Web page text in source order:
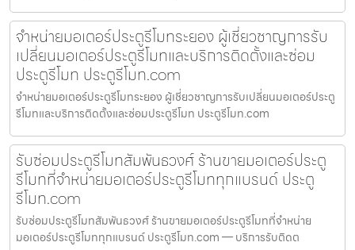
จำหน่ายมอเตอร์ประตูรีโมทระยอง ผู้เชี่ยวชาญการรับ
เปลี่ยนมอเตอร์ประตูรีโมทและบริการติดตั้งและซ่อม
ประตูรีโมท ประตูรีโมท.com
จำหน่ายมอเตอร์ประตูรีโมทระยอง ผู้เชี่ยวชาญการรับเปลี่ยนมอเตอร์ประตู
รีโมทและบริการติดตั้งและซ่อมประตูรีโมท ประตูรีโมท.com
รับซ่อมประตูรีโมทสัมพันธวงศ์ ร้านขายมอเตอร์ประตู
รีโมทที่จำหน่ายมอเตอร์ประตูรีโมททุกแบรนด์ ประตู
รีโมท.com
รับซ่อมประตูรีโมทสัมพันธวงศ์ ร้านขายมอเตอร์ประตูรีโมทที่จำหน่าย
มอเตอร์ประตูรีโมททุกแบรนด์ ประตูรีโมท.com — บริการรับติดต